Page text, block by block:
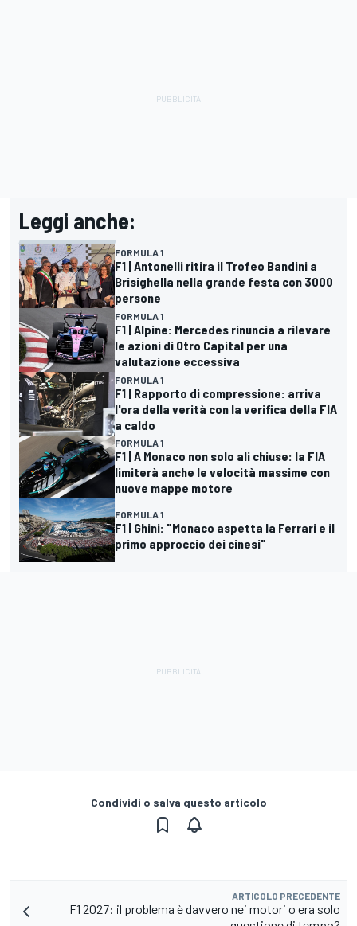
Leggi anche:
FORMULA 1
F1 | Antonelli ritira il Trofeo Bandini a
Brisighella nella grande festa con 3000
persone
FORMULA 1
F1 | Alpine: Mercedes rinuncia a rilevare
le azioni di Otro Capital per una
valutazione eccessiva
FORMULA 1
F1 | Rapporto di compressione: arriva
l'ora della verità con la verifica della FIA
a caldo
FORMULA 1
F1 | A Monaco non solo ali chiuse: la FIA
limiterà anche le velocità massime con
nuove mappe motore
FORMULA 1
F1 | Ghini: "Monaco aspetta la Ferrari e il
primo approccio dei cinesi"
Condividi o salva questo articolo
ARTICOLO PRECEDENTE
F1 2027: il problema è davvero nei motori o era solo